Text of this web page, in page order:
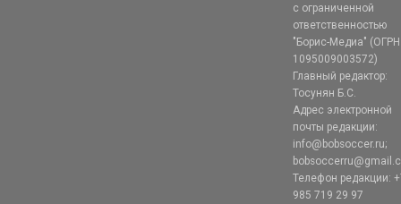
с ограниченной
ответственностью
"Борис-Медиа" (ОГРН
1095009003572)
Главный редактор:
Тосунян Б.С.
Адрес электронной
почты редакции:
info@bobsoccer.ru;
Телефон редакции:
985 719 29 97